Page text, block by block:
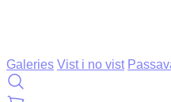
Galeries Vist i no vist